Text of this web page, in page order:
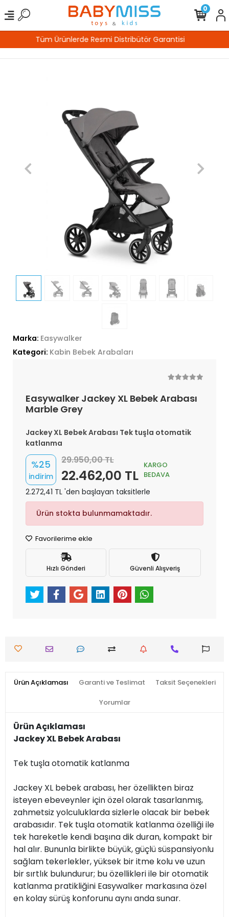
%100 Güvenli Alışveriş
0
Marka: Easywalker
Kategori: Kabin Bebek Arabaları
Easywalker Jackey XL Bebek Arabası
Marble Grey
Jackey XL Bebek Arabası Tek tuşla otomatik
katlanma
%25
indirim
29.950,00 TL
22.462,00 TL
KARGO
BEDAVA
2.272,41 TL 'den başlayan taksitlerle
Ürün stokta bulunmamaktadır.
Favorilerime ekle
Hızlı Gönderi Güvenli Alışveriş
Ürün Açıklaması Garanti ve Teslimat Taksit Seçenekleri
Yorumlar
Ürün Açıklaması
Jackey XL Bebek Arabası
Tek tuşla otomatik katlanma
Jackey XL bebek arabası, her özellikten biraz
isteyen ebeveynler için özel olarak tasarlanmış,
zahmetsiz yolculuklarda sizlerle olacak bir bebek
arabasıdır. Tek tuşla otomatik katlanma özelliği ile
tek hareketle kendi başına dik duran, kompakt bir
hal alır. Bununla birlikte büyük, güçlü süspansiyonlu
sağlam tekerlekler, yüksek bir itme kolu ve uzun
bir sırtlık bulundurur; bu özellikleri ile bir otomatik
katlanma pratikliğini Easywalker markasına özel
en kolay sürüş konforunu aynı anda sunar.